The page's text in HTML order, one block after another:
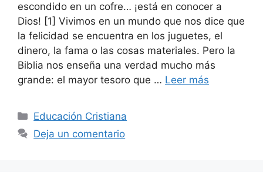
escondido en un cofre… ¡está en conocer a
Dios! [1] Vivimos en un mundo que nos dice que
la felicidad se encuentra en los juguetes, el
dinero, la fama o las cosas materiales. Pero la
Biblia nos enseña una verdad mucho más
grande: el mayor tesoro que … Leer más
Educación Cristiana
Deja un comentario